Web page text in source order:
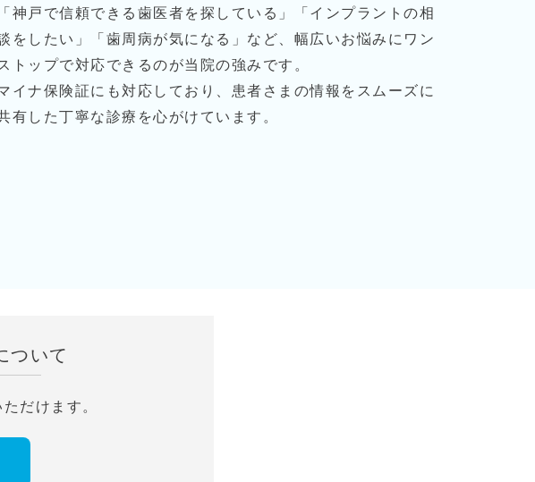
「神戸で信頼できる歯医者を探している」「インプラントの相
をしたい」「歯周病が気になる」など、幅広いお悩みにワン
トップで対応できるのが当院の強みです。
イナ保険証にも対応しており、患者さまの情報をスムーズに
有した丁寧な診療を心がけています。
ついて
だけます。